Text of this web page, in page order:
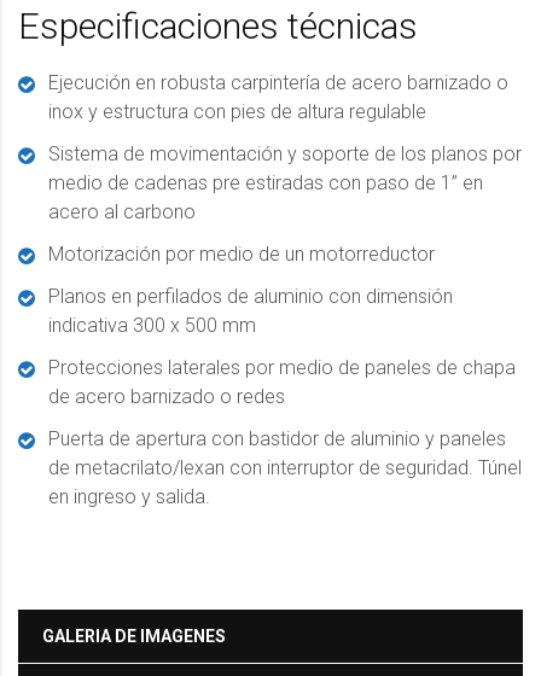
Especificaciones técnicas
Ejecución en robusta carpintería de acero barnizado o
inox y estructura con pies de altura regulable
Sistema de movimentación y soporte de los planos por
medio de cadenas pre estiradas con paso de 1’’ en
acero al carbono
Motorización por medio de un motorreductor
Planos en perfilados de aluminio con dimensión
indicativa 300 x 500 mm
Protecciones laterales por medio de paneles de chapa
de acero barnizado o redes
Puerta de apertura con bastidor de aluminio y paneles
de metacrilato/lexan con interruptor de seguridad. Túnel
en ingreso y salida.
GALERIA DE IMAGENES